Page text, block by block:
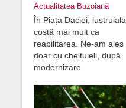
Actualitatea Buzoiană
În Piața Daciei, lustruiala
costă mai mult ca
reabilitarea. Ne-am ales
doar cu cheltuieli, după
modernizare